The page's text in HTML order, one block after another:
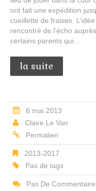
ont fait une expédition
cueillette de fraises.
rencontré de l’écho
certains parents qui…
la suite
6 mai 2013
Claire Le Van
Permalien
2013-2017
Pas de tags
Pas De